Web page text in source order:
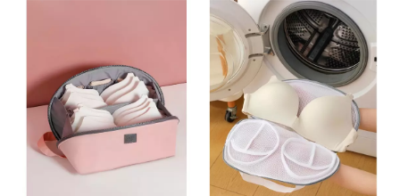
Безшовний топ з легкою
Безшовні труси сліпи з